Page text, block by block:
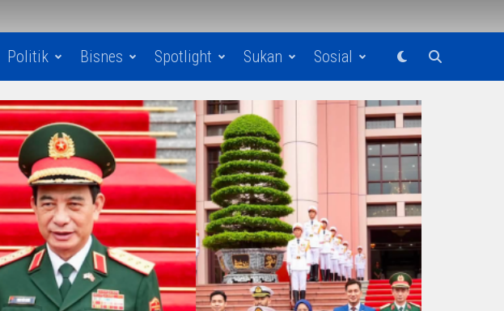
Politik Bisnes Spotlight Sukan Sosial